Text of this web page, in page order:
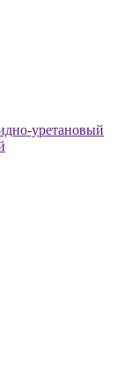
уретановый